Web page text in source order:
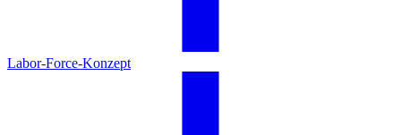
Labor-Force-Konzept